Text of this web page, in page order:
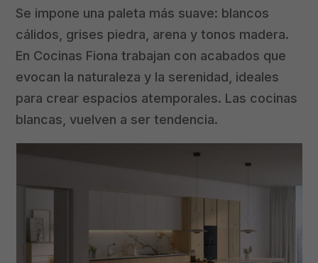
Se impone una paleta más suave: blancos
cálidos, grises piedra, arena y tonos madera.
En Cocinas Fiona trabajan con acabados que
evocan la naturaleza y la serenidad, ideales
para crear espacios atemporales. Las cocinas
blancas, vuelven a ser tendencia.